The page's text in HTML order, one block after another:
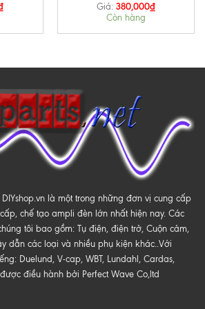
Giá: 380,000₫
Còn hàng
là một trong những đơn vị cung cấp
chế tạo ampli đèn lớn nhất hiện nay. Các
tôi bao gồm: Tụ điện, điện trở, Cuộn cảm,
dẫn các loại và nhiều phụ kiện khác..Với
Duelund, V-cap, WBT, Lundahl, Cardas,
được điều hành bởi Perfect Wave Co,ltd